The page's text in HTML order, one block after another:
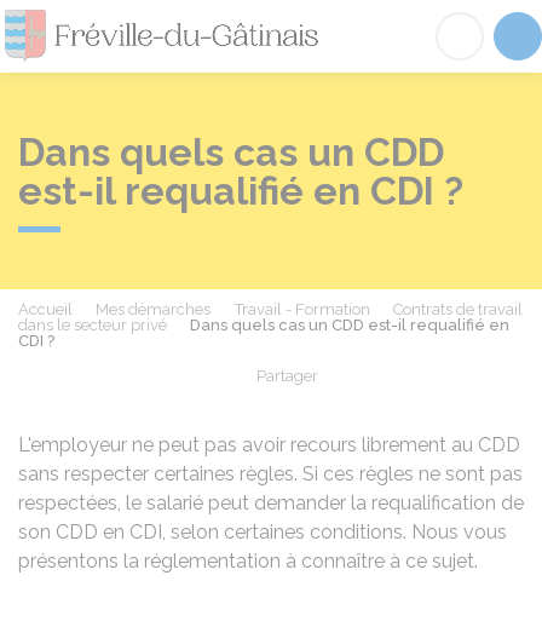
Fréville-du-
Dans quels cas un CDD
est-il requalifié en CDI ?
Accueil Mes démarches Travail - Formation
Contrats de travail
dans le secteur privé
Dans quels cas un CDD est-il requalifié en
CDI ?
Partager
L'employeur ne peut pas avoir recours librement au CDD
sans respecter certaines règles. Si ces règles ne sont pas
respectées, le salarié peut demander la requalification de
son CDD en CDI, selon certaines conditions. Nous vous
présentons la réglementation à connaître à ce sujet.